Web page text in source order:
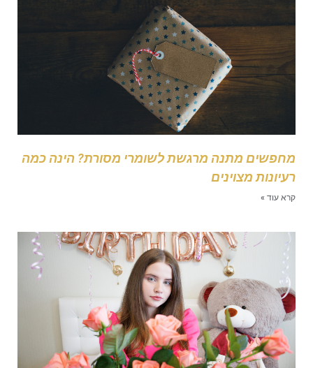
מתנה מרגשת לשומרי מסורת? הינה כמה
מצוינים
עוד »